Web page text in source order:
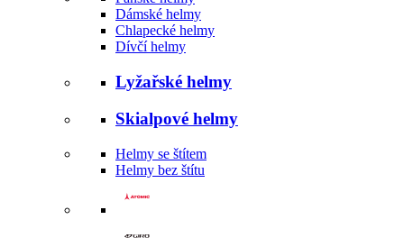
Dámské helmy
Chlapecké helmy
Dívčí helmy
Lyžařské helmy
Skialpové helmy
Helmy se štítem
Helmy bez štítu